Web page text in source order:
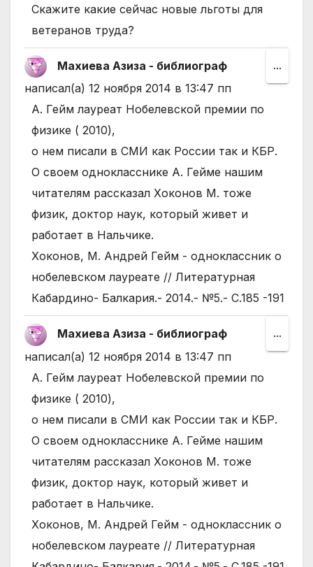
Скажите какие сейчас новые льготы для
ветеранов труда?
Махиева Азиза - библиограф
написал(а) 12 ноября 2014 в 13:47 пп
А. Гейм лауреат Нобелевской премии по
физике ( 2010),
о нем писали в СМИ как России так и КБР.
О своем однокласснике А. Гейме нашим
читателям рассказал Хоконов М. тоже
физик, доктор наук, который живет и
работает в Нальчике.
Хоконов, М. Андрей Гейм - одноклассник о
нобелевском лауреате // Литературная
Кабардино- Балкария.- 2014.- №5.- С.185 -191
...
этот
Махиева Азиза - библиограф
написал(а) 12 ноября 2014 в 13:47 пп
А. Гейм лауреат Нобелевской премии по
физике ( 2010),
о нем писали в СМИ как России так и КБР.
О своем однокласснике А. Гейме нашим
читателям рассказал Хоконов М. тоже
физик, доктор наук, который живет и
работает в Нальчике.
Хоконов, М. Андрей Гейм - одноклассник о
нобелевском лауреате // Литературная
...
этот